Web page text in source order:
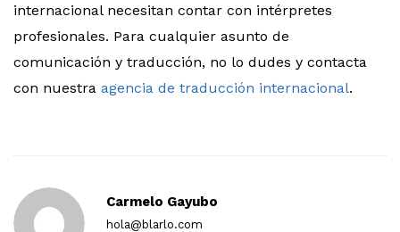
internacional necesitan contar con intérpretes
profesionales. Para cualquier asunto de
comunicación y traducción, no lo dudes y contacta
con nuestra agencia de traducción internacional.
Carmelo Gayubo
hola@blarlo.com